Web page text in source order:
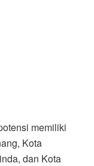
memiliki
Kota
dan Kota